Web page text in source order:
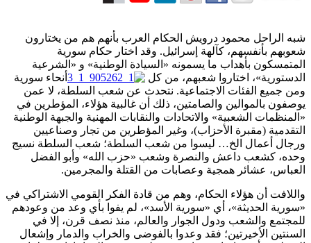
شبه الراحل محمود درويش الحكام العرب بأنهم هم من يختارون
شعوبهم بأنفسهم، كآلهة إسرائيل. وقد اختار حكام سورية
المتمسكون بأهداب ما يسمونه «السيادة الوطنية» و «الشرعية
الدستورية»، اختاروا شعبهم، من كل
أنحاء سورية
ومن جميع الفئات الاجتماعية. نتحدث عن شعب السلطة، لا عمن
يوصفون بالموالين والصامتين، ذلك أن غالبية هؤلاء، المؤطرين في
«المنظمات الشعبية» والاتحادات والنقابات المهنية والجبهة الوطنية
التقدمية (مقبرة الأحزاب)، وغير المؤطرين من تجار وصناعيين
ورجال أعمال الخ… ليسوا من شعب السلطة؛ شعب السلطة نسيج
وحده، كشعب داعش والنصرة وشعب «حزب الله» وأبو الفضل
العباس، عشائر همجية وعصابات من القتلة والمجرمين.
واللافت أن هؤلاء الحكام، وهم من قادة الفكر القومي الاشتراكي في
«سورية الحديثة»، أي «سورية الأسد»، لم يفوا بأي وعد من وعودهم
للمجتمع والشعب ودول الجوار والعالم، منذ نصف قرن، إلا في
السنتين الأخيرتين؛ فقد وعدوا بالفوضى والخراب والدمار وإشعال